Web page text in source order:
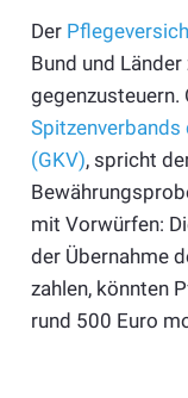
Der
Bund und
gegenzusteuern.
Spitzenverbands
(GKV), spricht
mit Vorwürfen:
der Übernahme
zahlen, könnten
rund 500 Euro